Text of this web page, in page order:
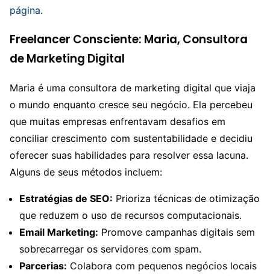
página.
Freelancer Consciente: Maria, Consultora
de Marketing Digital
Maria é uma consultora de marketing digital que viaja
o mundo enquanto cresce seu negócio. Ela percebeu
que muitas empresas enfrentavam desafios em
conciliar crescimento com sustentabilidade e decidiu
oferecer suas habilidades para resolver essa lacuna.
Alguns de seus métodos incluem:
Estratégias de SEO: Prioriza técnicas de otimização
que reduzem o uso de recursos computacionais.
Email Marketing: Promove campanhas digitais sem
sobrecarregar os servidores com spam.
Parcerias: Colabora com pequenos negócios locais